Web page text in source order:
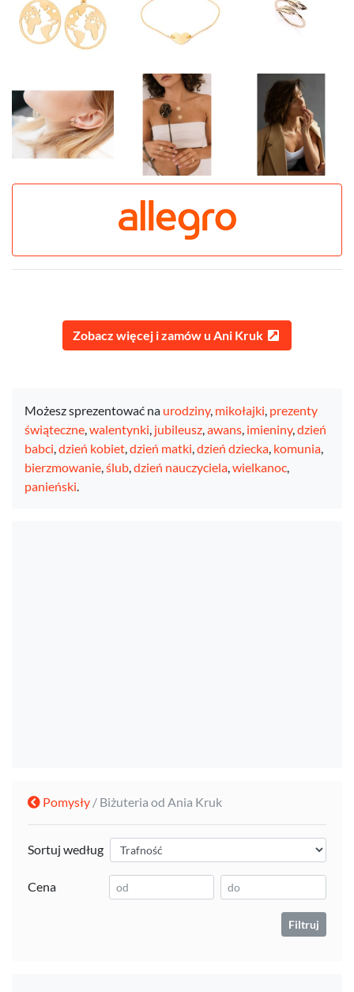
Zobacz więcej i zamów u Ani Kruk
Możesz sprezentować na urodziny, mikołajki, prezenty
świąteczne,walentynki, jubileusz,awans, imieniny,dzień
babci,dzień kobiet,dzień matki,dzień dziecka, komunia,
bierzmowanie,ślub,dzień nauczyciela,wielkanoc,
panieński.
Pomysły / Biżuteria od Ania Kruk
Sortuj według
Cena
Filtruj